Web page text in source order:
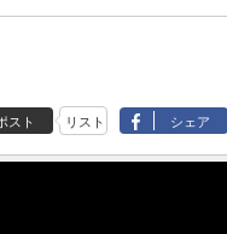
スト リスト シェア